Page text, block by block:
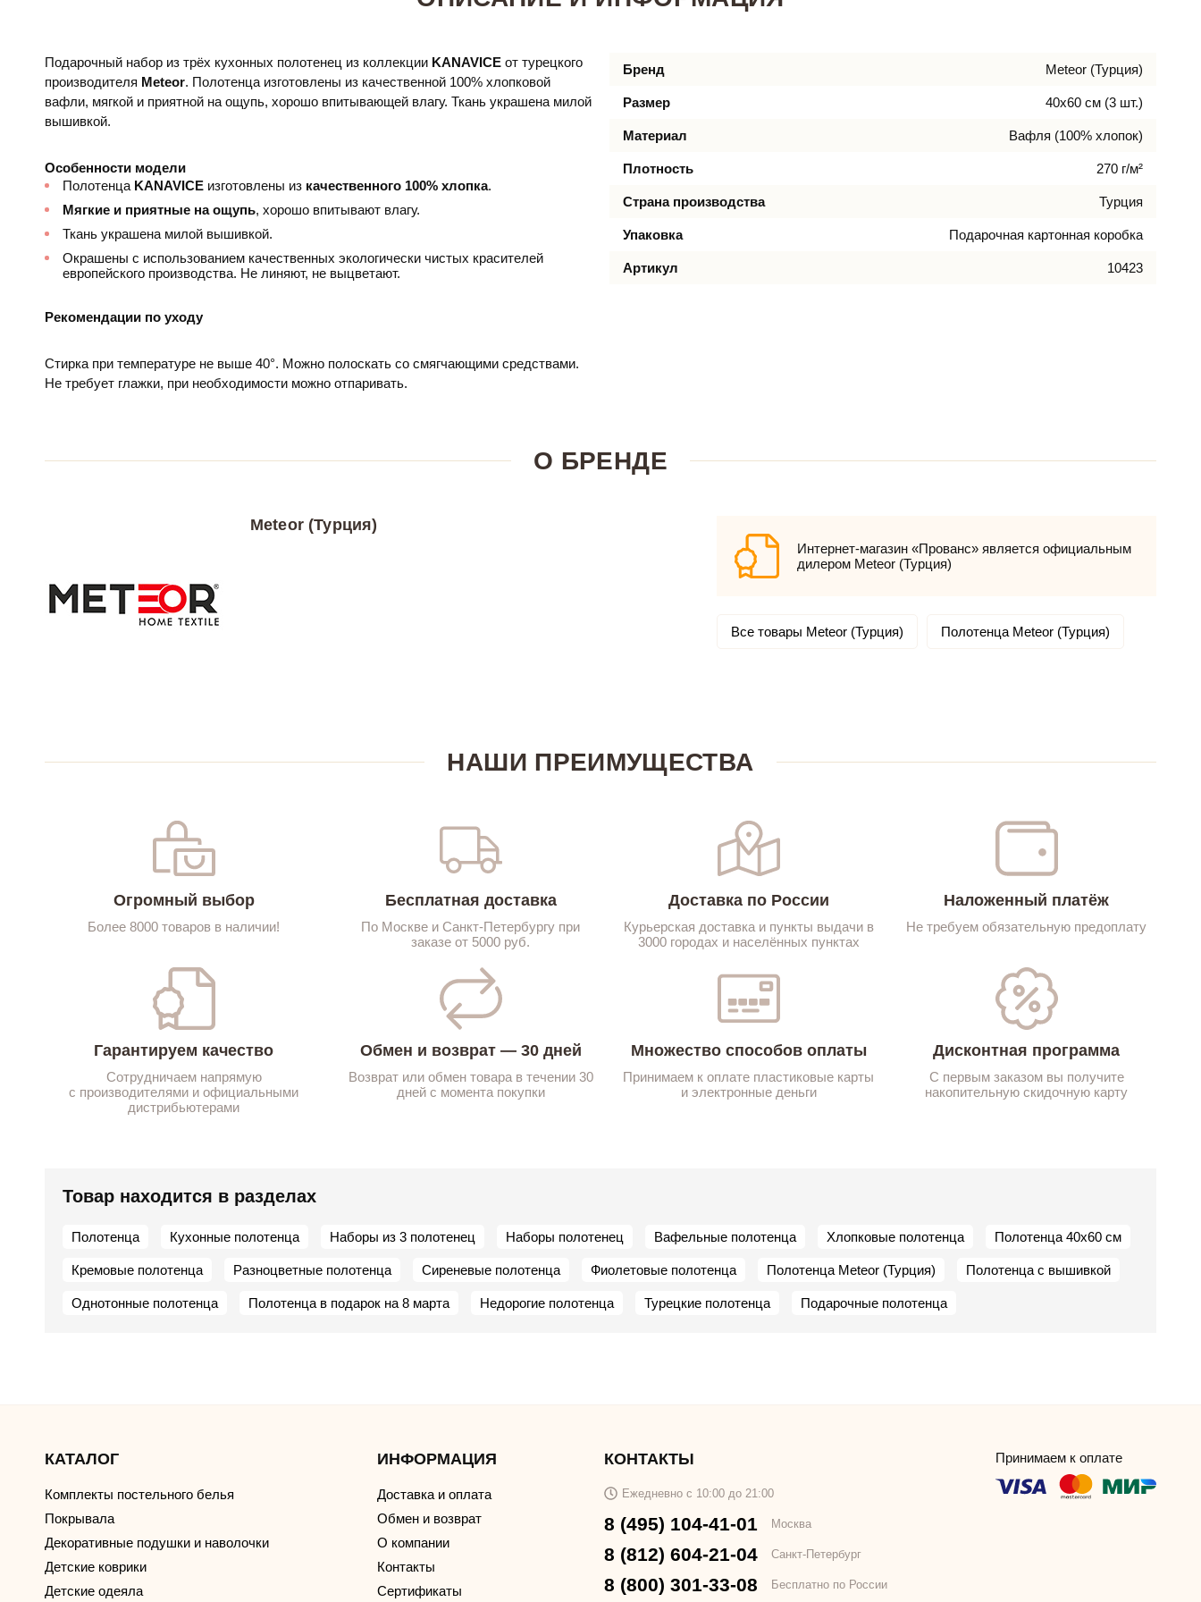
Подарочный набор из трёх кухонных полотенец из коллекции KANAVICE​ от турецкого
производителя Meteor. Полотенца изготовлены из качественной 100% хлопковой
вафли, мягкой и приятной на ощупь, хорошо впитывающей влагу. Ткань украшена милой
вышивкой.
Особенности модели
Полотенца KANAVICE​​ изготовлены из качественного 100% хлопка.
Мягкие и приятные на ощупь, хорошо впитывают влагу.
Ткань украшена милой вышивкой.
Окрашены с использованием качественных экологически чистых красителей
европейского производства. Не линяют, не выцветают.
Рекомендации по уходу
Стирка при температуре не выше 40°. Можно полоскать со смягчающими средствами.
Не требует глажки, при необходимости можно отпаривать.
Бренд Meteor (Турция)
Размер 40х60 см (3 шт.)
Материал Вафля (100% хлопок)
Плотность 270 г/м²
Страна производства Турция
Упаковка Подарочная картонная коробка
Артикул 10423
О БРЕНДЕ
Meteor (Турция)
Интернет-магазин «Прованс» является официальным
дилером Meteor (Турция)
Все товары Meteor (Турция) Полотенца Meteor (Турция)
НАШИ ПРЕИМУЩЕСТВА
Огромный выбор
Более 8000 товаров в наличии!
Бесплатная доставка
По Москве и Санкт-Петербургу при
заказе от 5000 руб.
Доставка по России
Курьерская доставка и пункты выдачи в
3000 городах и населённых пунктах
Наложенный платёж
Не требуем обязательную предоплату
Гарантируем качество
Сотрудничаем напрямую
с производителями и официальными
дистрибьютерами
Обмен и возврат — 30 дней
Возврат или обмен товара в течении 30
дней с момента покупки
Множество способов оплаты
Принимаем к оплате пластиковые карты
и электронные деньги
Дисконтная программа
С первым заказом вы получите
накопительную скидочную карту
Товар находится в разделах
Полотенца Кухонные полотенца Наборы из 3 полотенец Наборы полотенец Вафельные полотенца Хлопковые полотенца Полотенца 40х60 см
Кремовые полотенца Разноцветные полотенца Сиреневые полотенца Фиолетовые полотенца Полотенца Meteor (Турция) Полотенца с вышивкой
Однотонные полотенца Полотенца в подарок на 8 марта Недорогие полотенца Турецкие полотенца Подарочные полотенца
КАТАЛОГ
Комплекты постельного белья
Покрывала
Декоративные подушки и наволочки
Детские коврики
Детские одеяла
ИНФОРМАЦИЯ
Доставка и оплата
Обмен и возврат
О компании
Контакты
Сертификаты
КОНТАКТЫ
Ежедневно с 10:00 до 21:00
8 (495) 104-41-01 Москва
8 (812) 604-21-04 Санкт-Петербург
8 (800) 301-33-08 Бесплатно по России
Принимаем к оплате